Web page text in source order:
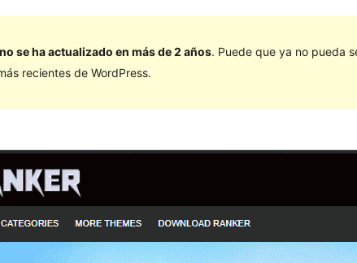
no se ha actualizado en más de 2 años. Puede que ya no pueda
recientes de WordPress.